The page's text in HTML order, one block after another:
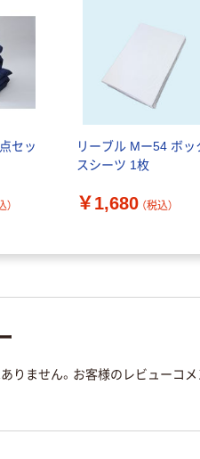
セッ
）
リーブル Mー54 ボッ
スシーツ 1枚
￥1,680 （税込）
りません。お客様のレビューコメ